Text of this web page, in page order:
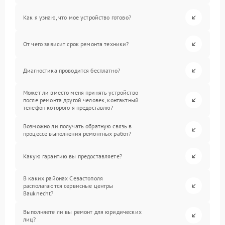
Как я узнаю, что мое устройство готово?
От чего зависит срок ремонта техники?
Диагностика проводится бесплатно?
Может ли вместо меня принять устройство
после ремонта другой человек, контактный
телефон которого я предоставлю?
Возможно ли получать обратную связь в
процессе выполнения ремонтных работ?
Какую гарантию вы предоставляете?
В каких районах Севастополя
располагаются сервисные центры
Bauknecht?
Выполняете ли вы ремонт для юридических
лиц?